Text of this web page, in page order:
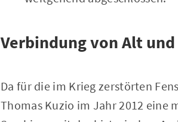
Verbindung von Alt und
Da für die im Krieg zerstörten
Thomas Kuzio im Jahr 2012 eine